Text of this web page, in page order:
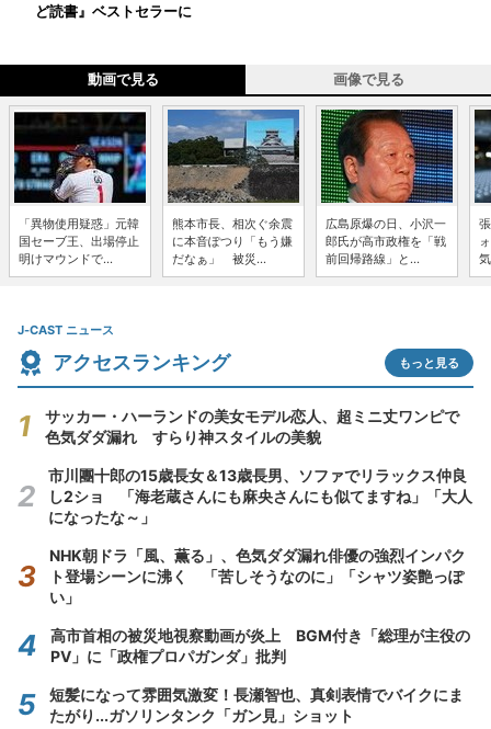
ど読書』ベストセラーに
動画で見る 画像で見る
「異物使用疑惑」元韓
国セーブ王、出場停止
明けマウンドで...
熊本市長、相次ぐ余震
に本音ぽつり「もう嫌
だなぁ」 被災...
広島原爆の日、小沢一
郎氏が高市政権を「戦
前回帰路線」と...
J-CAST ニュース
アクセスランキング もっと見る
サッカー・ハーランドの美女モデル恋人、超ミニ丈ワンピで
色気ダダ漏れ すらり神スタイルの美貌
市川團十郎の15歳長女＆13歳長男、ソファでリラックス仲良
し2ショ 「海老蔵さんにも麻央さんにも似てますね」「大人
になったな～」
NHK朝ドラ「風、薫る」、色気ダダ漏れ俳優の強烈インパク
ト登場シーンに沸く 「苦しそうなのに」「シャツ姿艶っぽ
い」
高市首相の被災地視察動画が炎上 BGM付き「総理が主役の
PV」に「政権プロパガンダ」批判
短髪になって雰囲気激変！長瀬智也、真剣表情でバイクにま
たがり...ガソリンタンク「ガン見」ショット